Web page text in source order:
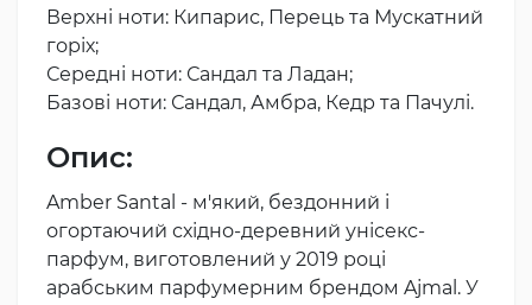
Верхні ноти: Кипарис, Перець та Мускатний
горіх;
Середні ноти: Сандал та Ладан;
Базові ноти: Сандал, Амбра, Кедр та Пачулі.
Опис:
Amber Santal - м'який, бездонний і
огортаючий східно-деревний унісекс-
парфум, виготовлений у 2019 році
арабським парфумерним брендом Ajmal. У